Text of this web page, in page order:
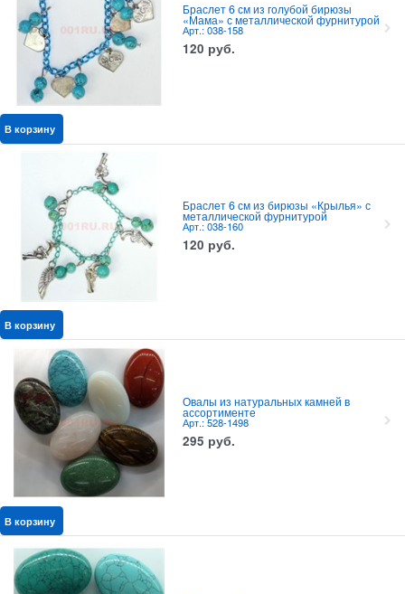
Браслет 6 см из голубой бирюзы
«Мама» с металлической фурнитурой
Арт.: 038-158
120 руб.
В корзину
Браслет 6 см из бирюзы «Крылья» с
металлической фурнитурой
Арт.: 038-160
120 руб.
В корзину
Овалы из натуральных камней в
ассортименте
Арт.: 528-1498
295 руб.
В корзину